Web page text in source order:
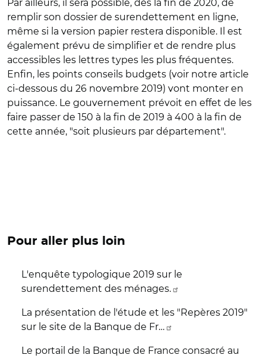
Par ailleurs, il sera possible, dès la fin de 2020, de
remplir son dossier de surendettement en ligne,
même si la version papier restera disponible. Il est
également prévu de simplifier et de rendre plus
accessibles les lettres types les plus fréquentes.
Enfin, les points conseils budgets (voir notre article
ci-dessous du 26 novembre 2019) vont monter en
puissance. Le gouvernement prévoit en effet de les
faire passer de 150 à la fin de 2019 à 400 à la fin de
cette année, "soit plusieurs par département".
Pour aller plus loin
L'enquête typologique 2019 sur le
surendettement des ménages.
La présentation de l'étude et les "Repères 2019"
sur le site de la Banque de Fr…
Le portail de la Banque de France consacré au